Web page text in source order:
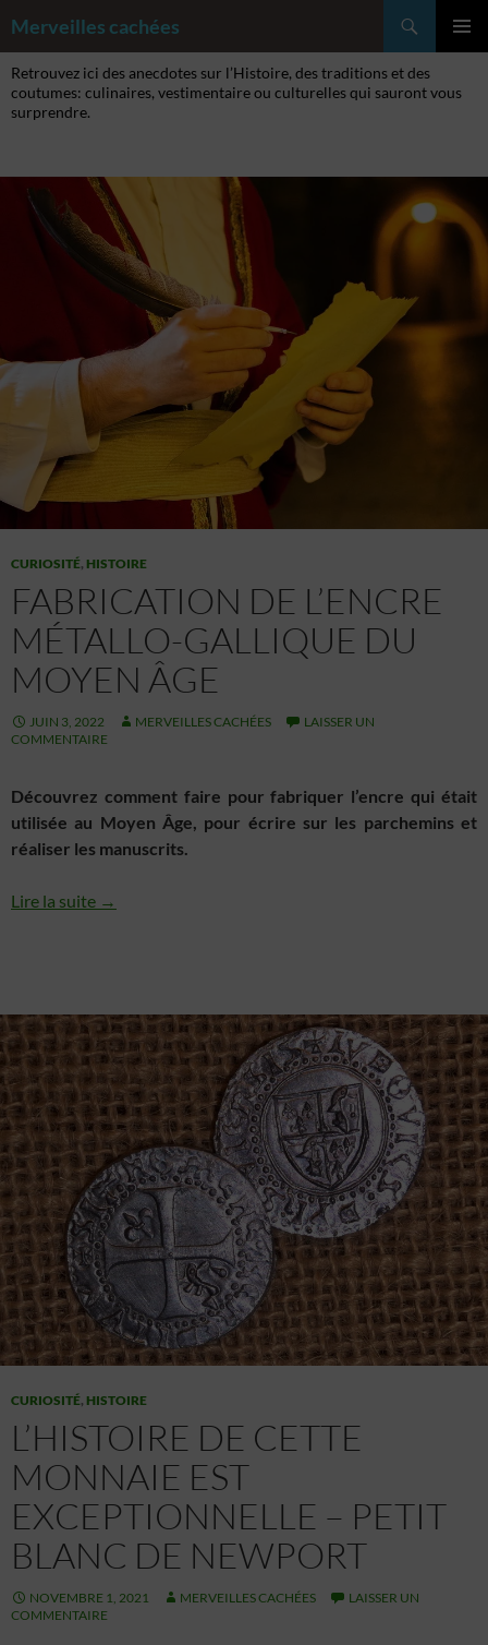
au
contenu
Merveilles cachées
Retrouvez ici des anecdotes sur l’Histoire, des traditions et des
coutumes: culinaires, vestimentaire ou culturelles qui sauront vous
surprendre.
CURIOSITÉ, HISTOIRE
FABRICATION DE L’ENCRE
MÉTALLO-GALLIQUE DU
MOYEN ÂGE
JUIN 3, 2022 MERVEILLES CACHÉES
LAISSER UN
COMMENTAIRE
Découvrez comment faire pour fabriquer l’encre qui était
utilisée au Moyen Âge, pour écrire sur les parchemins et
réaliser les manuscrits.
Lire la suite →
CURIOSITÉ, HISTOIRE
L’HISTOIRE DE CETTE
MONNAIE EST
EXCEPTIONNELLE – PETIT
BLANC DE NEWPORT
NOVEMBRE 1, 2021 MERVEILLES CACHÉES
LAISSER UN
COMMENTAIRE